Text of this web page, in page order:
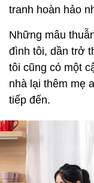
tranh hoàn hảo
Những mâu
đình tôi, dần trở
tôi cũng có một
nhà lại thêm mẹ
tiếp đến.